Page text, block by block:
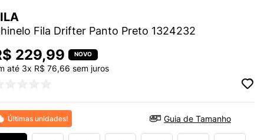
Fila Drifter Panto Preto 1324232
229,99
até 3x R$ 76,66 sem juros
Últimas unidades! Guia de Tamanho